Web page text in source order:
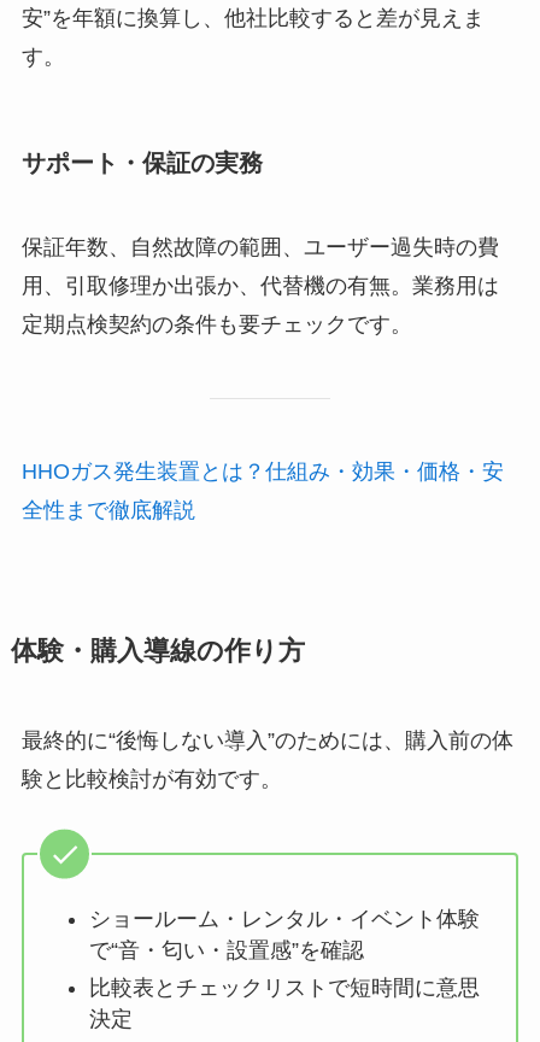
安”を年額に換算し、他社比較すると差が見えま
す。
サポート・保証の実務
保証年数、自然故障の範囲、ユーザー過失時の費
用、引取修理か出張か、代替機の有無。業務用は
定期点検契約の条件も要チェックです。
HHOガス発生装置とは？仕組み・効果・価格・安
全性まで徹底解説
体験・購入導線の作り方
最終的に“後悔しない導入”のためには、購入前の体
験と比較検討が有効です。
ショールーム・レンタル・イベント体験
で“音・匂い・設置感”を確認
比較表とチェックリストで短時間に意思
決定